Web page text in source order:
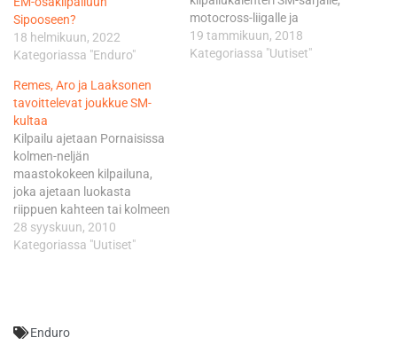
Sipooseen?
18 helmikuun, 2022
Kategoriassa "Enduro"
motocross-liigalle ja
motocross TOP250-sarjalle.
SM-sarja SM-sarjan
19 tammikuun, 2018
Kategoriassa "Uutiset"
Remes, Aro ja Laaksonen
tavoittelevat joukkue SM-
kultaa
Kilpailu ajetaan Pornaisissa
kolmen-neljän
maastokokeen kilpailuna,
joka ajetaan luokasta
riippuen kahteen tai kolmeen
kertaan. Kilpailukeskus
toimii Pornaisten
(A, B, C, V40 ja V50), joten
28 syyskuun, 2010
Kategoriassa "Uutiset"
Enduro